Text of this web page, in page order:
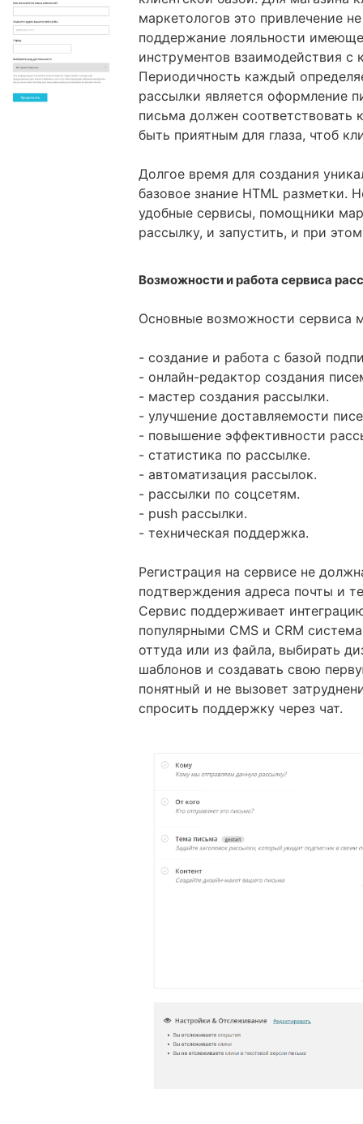
маркетологов это привлечение
поддержание лояльности
инструментов взаимодействия с
Периодичность каждый
рассылки является оформление
письма должен соответствовать
быть приятным для глаза, чтоб
Долгое время для создания
базовое знание HTML разметки.
удобные сервисы, помощники
рассылку, и запустить, и при
Возможности и работа сервиса
Основные возможности сервиса
- создание и работа с базой
- онлайн-редактор создания
- мастер создания рассылки.
- улучшение доставляемости
- повышение эффективности
- статистика по рассылке.
- автоматизация рассылок.
- рассылки по соцсетям.
- push рассылки.
- техническая поддержка.
Регистрация на сервисе не
подтверждения адреса почты и
Сервис поддерживает
популярными CMS и CRM
оттуда или из файла, выбирать
шаблонов и создавать свою
понятный и не вызовет
спросить поддержку через чат.